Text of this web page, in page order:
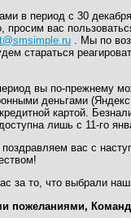
в период с 30
просим вас
. Мы по
стараться
вы по-прежнему
деньгами
картой.
лишь с 11-го
вас с
за то, что выбрали
пожеланиями,